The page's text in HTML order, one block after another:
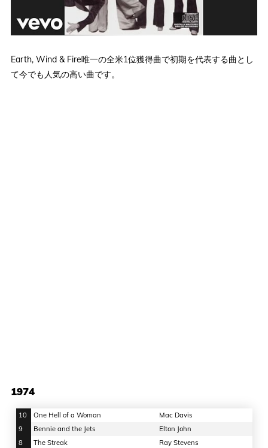
Earth, Wind & Fire唯一の全米1位獲得曲で初期を代表する曲とし
て今でも人気の高い曲です。
1974
10 One Hell of a Woman
Mac Davis
9
Bennie and the Jets
Elton John
8
The Streak
Ray Stevens